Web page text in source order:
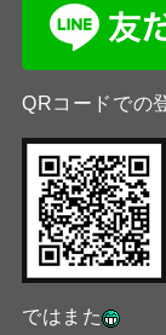
QRコードでの
ではまた